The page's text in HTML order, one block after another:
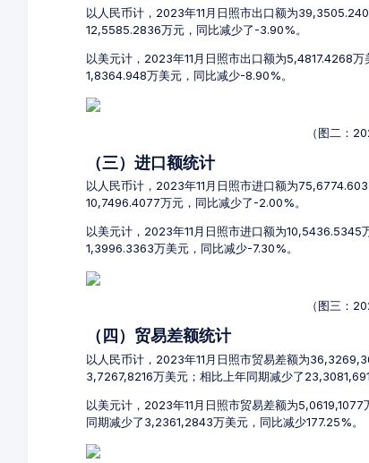
以人民币计，2023年11月日照市出口额为
12,5585.2836万元，同比减少了-3.90%。
以美元计，2023年11月日照市出口额为5,4817.4268
1,8364.948万美元，同比减少-8.90%。
（图二：
（三）进口额统计
以人民币计，2023年11月日照市进口额为
10,7496.4077万元，同比减少了-2.00%。
以美元计，2023年11月日照市进口额为
1,3996.3363万美元，同比减少-7.30%。
（图三：
（四）贸易差额统计
以人民币计，2023年11月日照市贸易差额为
3,7267,8216万美元；相比上年同期减少了
以美元计，2023年11月日照市贸易差额为
同期减少了3,2361,2843万美元，同比减少177.25%。